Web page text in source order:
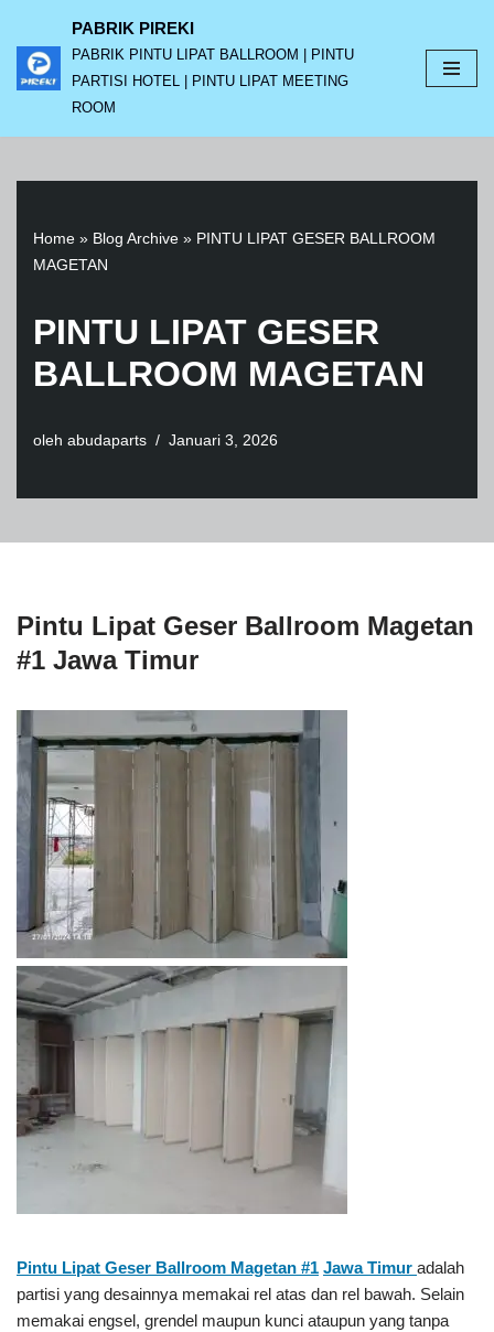
Lompat
ke
PABRIK PIREKI
PABRIK PINTU LIPAT BALLROOM | PINTU
PARTISI HOTEL | PINTU LIPAT MEETING
ROOM
Home » Blog Archive » PINTU LIPAT GESER BALLROOM
MAGETAN
PINTU LIPAT GESER
BALLROOM MAGETAN
oleh abudaparts Januari 3, 2026
Pintu Lipat Geser Ballroom Magetan
#1 Jawa Timur
Pintu Lipat Geser Ballroom Magetan #1 Jawa Timur adalah
partisi yang desainnya memakai rel atas dan rel bawah. Selain
memakai engsel, grendel maupun kunci ataupun yang tanpa